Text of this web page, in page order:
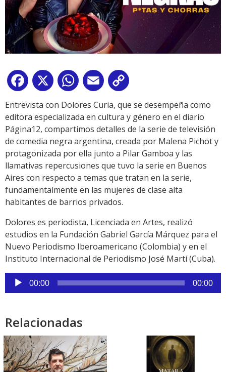
Facebook
X WhatsApp
Email
Link
Entrevista con Dolores Curia, que se desempeña como
editora especializada en cultura y género en el diario
Página12, compartimos detalles de la serie de televisión
de comedia negra argentina, creada por Malena Pichot y
protagonizada por ella junto a Pilar Gamboa y las
llamativas repercusiones que tuvo la serie en Buenos
Aires con respecto a temas que tratan en la serie,
fundamentalmente en las mujeres de clase alta
habitantes de barrios privados.
Dolores es periodista, Licenciada en Artes, realizó
estudios en la Fundación Gabriel García Márquez para el
Nuevo Periodismo Iberoamericano (Colombia) y en el
Instituto Internacional de Periodismo José Martí (Cuba).
Reproductor
de
00:00 00:00
Relacionadas